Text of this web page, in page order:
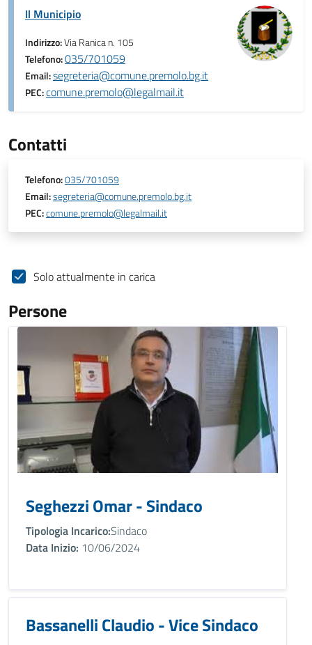
Il Municipio
Indirizzo:Via Ranica n. 105
Telefono:035/701059
Email:segreteria@comune.premolo.bg.it
PEC:comune.premolo@legalmail.it
Contatti
Telefono:035/701059
Email:segreteria@comune.premolo.bg.it
PEC:comune.premolo@legalmail.it
Solo attualmente in carica
Persone
Seghezzi Omar - Sindaco
Tipologia Incarico:Sindaco
Data Inizio: 10/06/2024
Bassanelli Claudio - Vice Sindaco